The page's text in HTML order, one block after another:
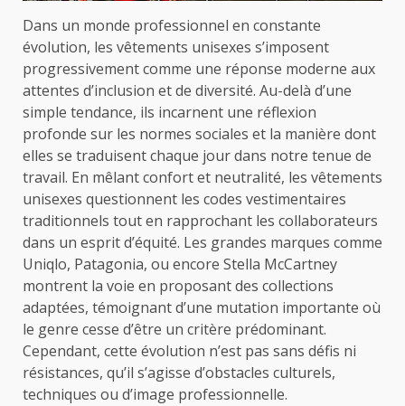
Dans un monde professionnel en constante
évolution, les vêtements unisexes s’imposent
progressivement comme une réponse moderne aux
attentes d’inclusion et de diversité. Au-delà d’une
simple tendance, ils incarnent une réflexion
profonde sur les normes sociales et la manière dont
elles se traduisent chaque jour dans notre tenue de
travail. En mêlant confort et neutralité, les vêtements
unisexes questionnent les codes vestimentaires
traditionnels tout en rapprochant les collaborateurs
dans un esprit d’équité. Les grandes marques comme
Uniqlo, Patagonia, ou encore Stella McCartney
montrent la voie en proposant des collections
adaptées, témoignant d’une mutation importante où
le genre cesse d’être un critère prédominant.
Cependant, cette évolution n’est pas sans défis ni
résistances, qu’il s’agisse d’obstacles culturels,
techniques ou d’image professionnelle.